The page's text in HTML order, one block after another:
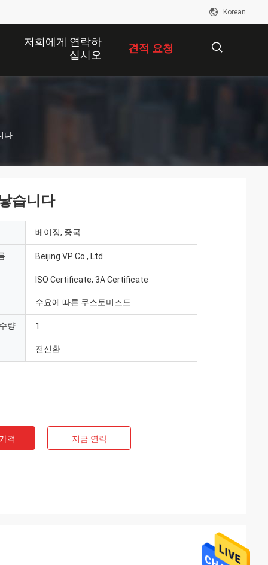
Korean
저희에게 연락하
십시오
견적 요청
다
습니다
베이징, 중국
Beijing VP Co., Ltd
ISO Certificate; 3A Certificate
수요에 따른 쿠스토미즈드
량 1
전신환
격 지금 연락